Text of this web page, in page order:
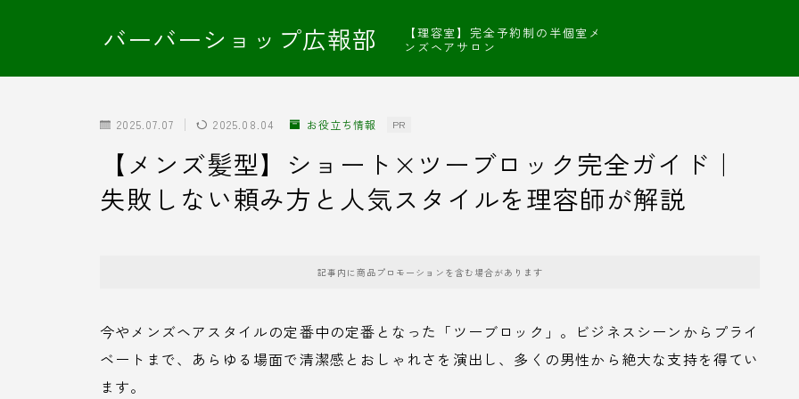
バーバーショップ広報部
【理容室】完全予約制の半個室メ
ンズヘアサロン
2025.07.07 2025.08.04 お役立ち情報 PR
【メンズ髪型】ショート×ツーブロック完全ガイド｜
失敗しない頼み方と人気スタイルを理容師が解説
記事内に商品プロモーションを含む場合があります
今やメンズヘアスタイルの定番中の定番となった「ツーブロック」。ビジネスシーンからプライ
ベートまで、あらゆる場面で清潔感とおしゃれさを演出し、多くの男性から絶大な支持を得てい
ます。